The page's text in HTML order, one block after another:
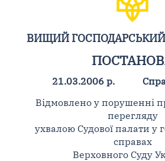
ВИЩИЙ ГОСПОДАРСЬКИЙ
21.03.2006 р.
Відмовлено у порушенні
перегляду
ухвалою Судової палати у
справах
Верховного Суду